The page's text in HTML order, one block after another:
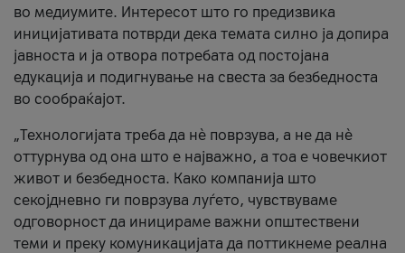
во медиумите. Интересот што го предизвика
иницијативата потврди дека темата силно ја допира
јавноста и ја отвора потребата од постојана
едукација и подигнување на свеста за безбедноста
во сообраќајот.
„Технологијата треба да нè поврзува, а не да нè
оттурнува од она што е најважно, а тоа е човечкиот
живот и безбедноста. Како компанија што
секојдневно ги поврзува луѓето, чувствуваме
одговорност да иницираме важни општествени
теми и преку комуникацијата да поттикнеме реална